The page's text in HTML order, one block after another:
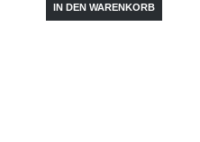
IN DEN WARENKORB